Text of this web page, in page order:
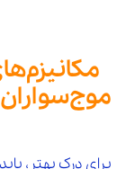
موج‌سواران
برای درک بهتر،